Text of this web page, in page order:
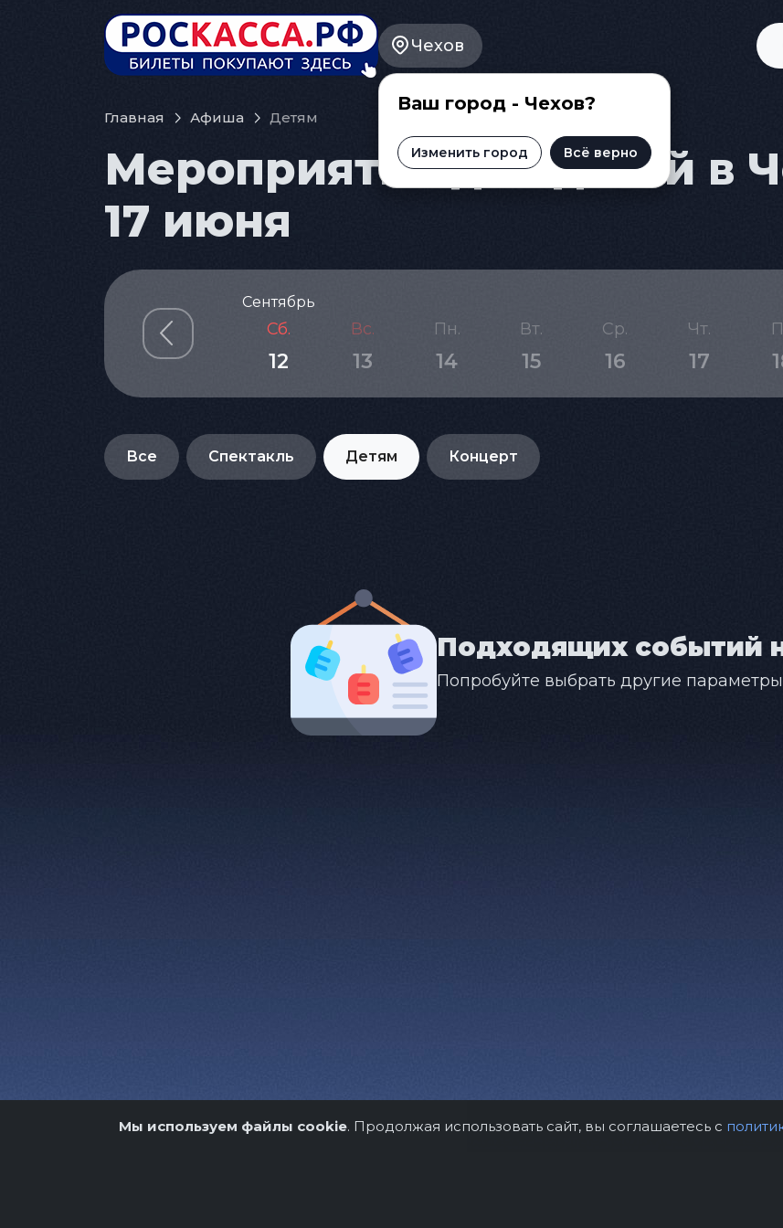
Чехов
Ваш город - Чехов?
Изменить город Всё верно
Главная Афиша Детям
Мероприятия для детей в
17 июня
Сентябрь
Сб.
12
Вс.
13
Пн.
14
Вт.
15
Ср.
16
Чт.
17
Все Спектакль Детям Концерт
Подходящих событий
Попробуйте выбрать другие
Мы используем файлы cookie. Продолжая использовать сайт, вы соглашаетесь с